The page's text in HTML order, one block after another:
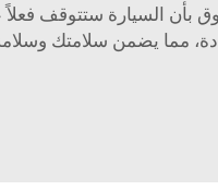
بأن السيارة ستتوقف
مما يضمن سلامتك